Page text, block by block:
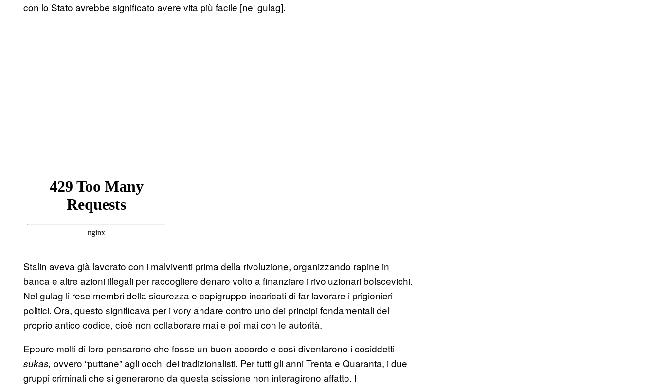
con lo Stato avrebbe significato avere vita più facile [nei gulag].
Stalin aveva già lavorato con i malviventi prima della rivoluzione, organizzando rapine in
banca e altre azioni illegali per raccogliere denaro volto a finanziare i rivoluzionari bolscevichi.
Nel gulag li rese membri della sicurezza e capigruppo incaricati di far lavorare i prigionieri
politici. Ora, questo significava per i vory andare contro uno dei principi fondamentali del
proprio antico codice, cioè non collaborare mai e poi mai con le autorità.
Eppure molti di loro pensarono che fosse un buon accordo e così diventarono i cosiddetti
sukas, ovvero “puttane” agli occhi dei tradizionalisti. Per tutti gli anni Trenta e Quaranta, i due
gruppi criminali che si generarono da questa scissione non interagirono affatto. I